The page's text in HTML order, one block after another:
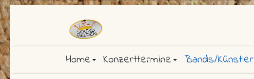
Home Konzerttermine Bands/Künstler